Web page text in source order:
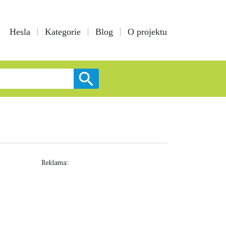
Hesla Kategorie Blog O projektu
Reklama: